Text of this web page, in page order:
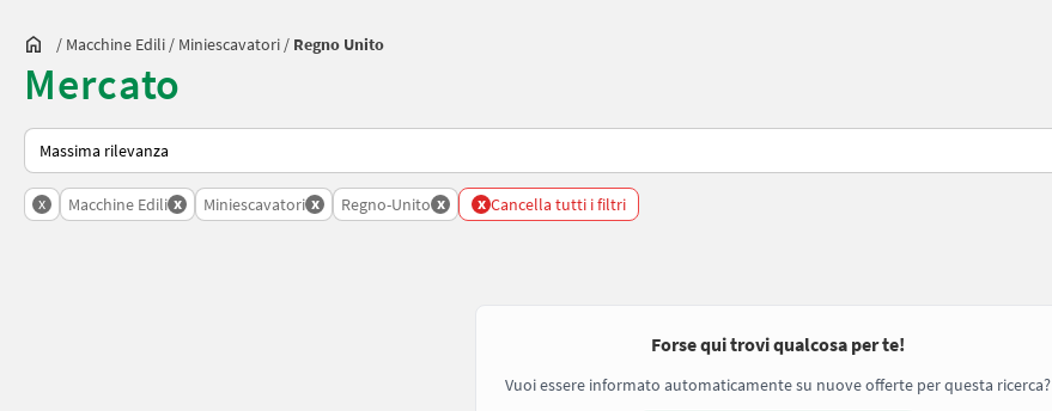
/ Macchine Edili / Miniescavatori / Regno Unito
Mercato
Ecco come viene ordinato su Landwirt.com
x Macchine Edili x Miniescavatori x Regno-Unito x x Cancella tutti i filtri
Forse qui trovi qualcosa per te!
Vuoi essere informato automaticamente su nuove offerte per questa ricerca?